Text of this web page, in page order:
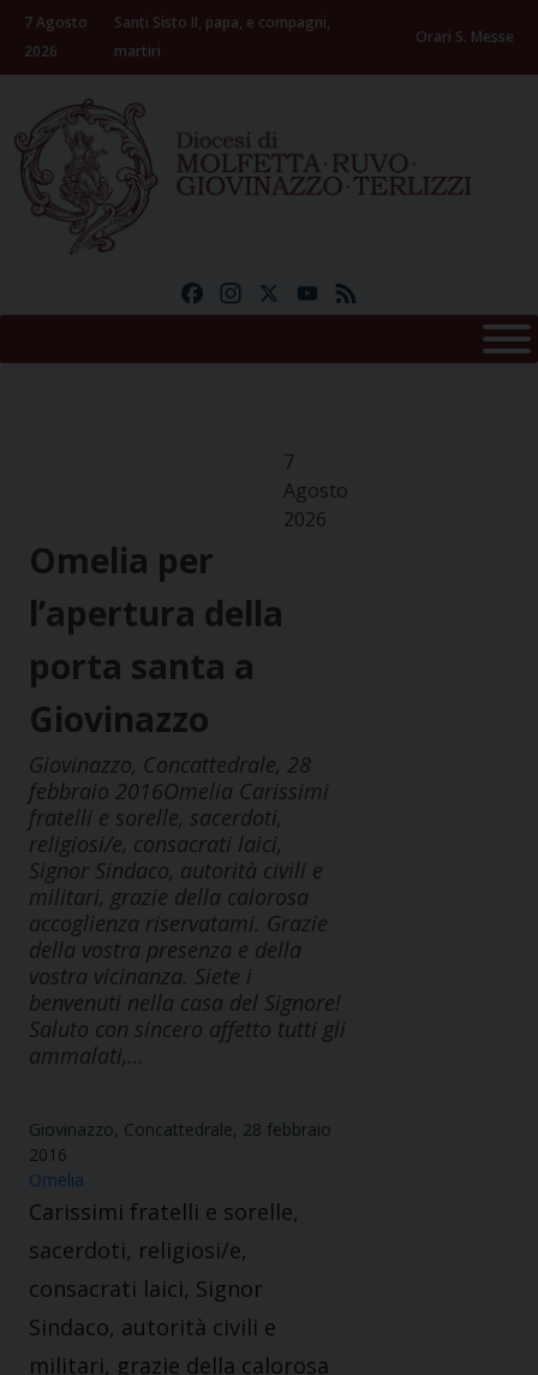
Skip
content
7 Agosto
2026
Santi Sisto II, papa, e compagni,
martiri
Orari S. Messe
FacebookInstagramYouTube
7
Agosto
2026
Omelia per
l’apertura della
porta santa a
Giovinazzo
Giovinazzo, Concattedrale, 28
febbraio 2016Omelia Carissimi
fratelli e sorelle, sacerdoti,
religiosi/e, consacrati laici,
Signor Sindaco, autorità civili e
militari, grazie della calorosa
accoglienza riservatami. Grazie
della vostra presenza e della
vostra vicinanza. Siete i
benvenuti nella casa del Signore!
Saluto con sincero affetto tutti gli
ammalati,…
Giovinazzo, Concattedrale, 28 febbraio
2016
Omelia
Carissimi fratelli e sorelle,
sacerdoti, religiosi/e,
consacrati laici, Signor
Sindaco, autorità civili e
militari, grazie della calorosa